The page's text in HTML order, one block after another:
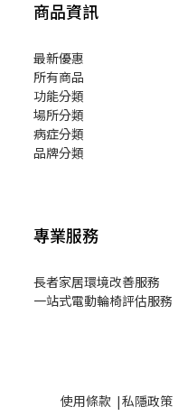
商品資訊
最新優惠
所有商品
功能分類
場所分類
病症分類
品牌分類
專業服務
長者家居環境改善服務
一站式電動輪椅評估服務
使用條款 |私隱政策